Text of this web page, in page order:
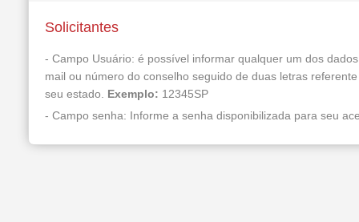
Solicitantes
- Campo Usuário: é possível informar qualquer um dos
mail ou número do conselho seguido de duas letras
seu estado. Exemplo: 12345SP
- Campo senha: Informe a senha disponibilizada para seu